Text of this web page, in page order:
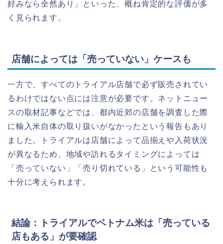
好みなら全然あり」といった、概ね肯定的な評価が多
く見られます。
店舗によっては「売っていない」ケースも
一方で、すべてのトライアル店舗で必ず販売されてい
るわけではない点には注意が必要です。ネットニュー
スの取材記事などでは、都内近郊の店舗を調査した際
に輸入米自体の取り扱いがなかったという報告もあり
ました。トライアルは店舗によって品揃えや入荷状況
が異なるため、地域や訪れるタイミングによっては
「売っていない」「売り切れている」という可能性も
十分に考えられます。
結論：トライアルでベトナム米は「売っている
店もある」が要確認